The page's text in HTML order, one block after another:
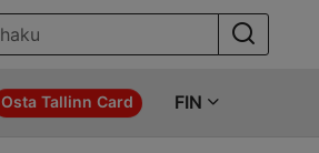
Osta Tallinn Card FIN